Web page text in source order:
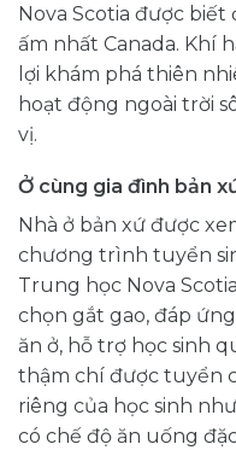
Nova Scotia được
ấm nhất Canada. Khí
lợi khám phá thiên
hoạt động ngoài trời
vị.
Ở cùng gia đình bản
Nhà ở bản xứ được
chương trình tuyển
Trung học Nova
chọn gắt gao, đáp
ăn ở, hỗ trợ học sinh
thậm chí được tuyển
riêng của học sinh
có chế độ ăn uống